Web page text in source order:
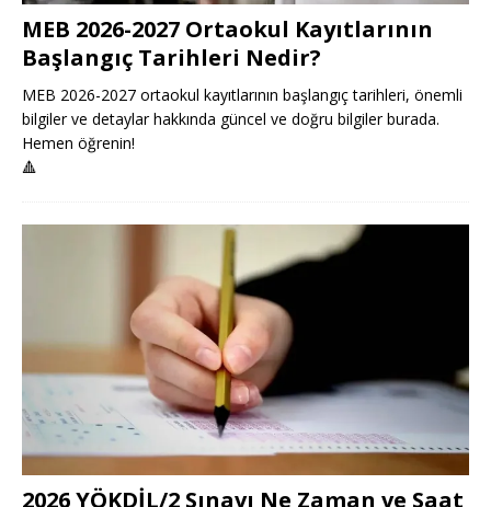
MEB 2026-2027 Ortaokul Kayıtlarının
Başlangıç Tarihleri Nedir?
MEB 2026-2027 ortaokul kayıtlarının başlangıç tarihleri, önemli
bilgiler ve detaylar hakkında güncel ve doğru bilgiler burada.
Hemen öğrenin!
🔺
2026 YÖKDİL/2 Sınavı Ne Zaman ve Saat